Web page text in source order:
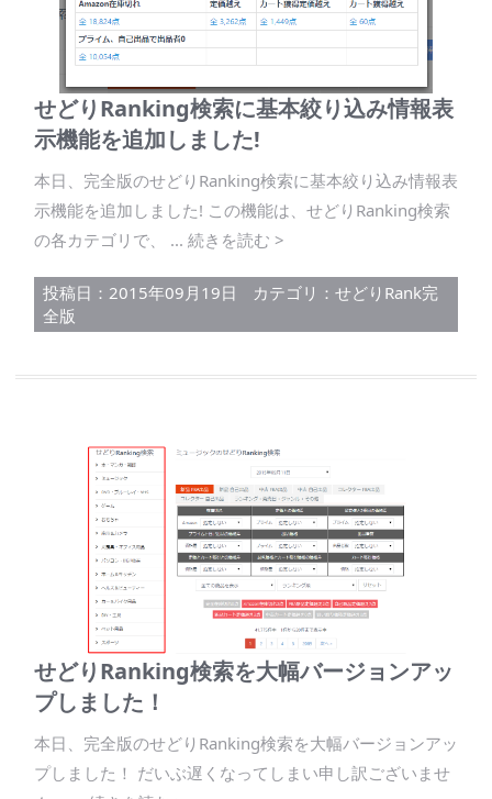
せどりRanking検索に基本絞り込み情報表
示機能を追加しました!
本日、完全版のせどりRanking検索に基本絞り込み情報表
示機能を追加しました! この機能は、せどりRanking検索
の各カテゴリで、 ... 続きを読む >
投稿日：2015年09月19日 カテゴリ： せどりRank完
全版
せどりRanking検索を大幅バージョンアッ
プしました！
本日、完全版のせどりRanking検索を大幅バージョンアッ
プしました！ だいぶ遅くなってしまい申し訳ございませ